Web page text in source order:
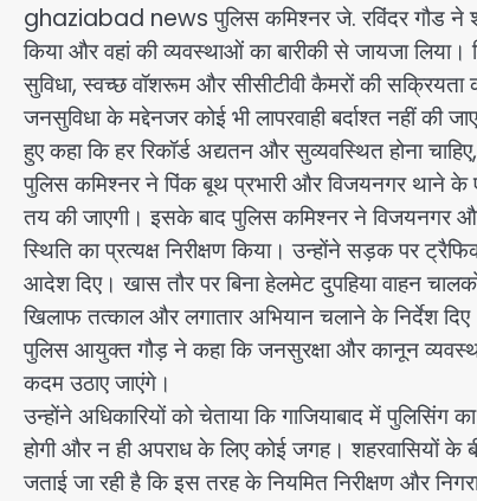
ghaziabad news पुलिस कमिश्नर जे. रविंदर गौड ने
किया और वहां की व्यवस्थाओं का बारीकी से जायजा
सुविधा, स्वच्छ वॉशरूम और सीसीटीवी कैमरों की सक्रियता
जनसुविधा के मद्देनजर कोई भी लापरवाही बर्दाश्त नहीं
हुए कहा कि हर रिकॉर्ड अद्यतन और सुव्यवस्थित होना
पुलिस कमिश्नर ने पिंक बूथ प्रभारी और विजयनगर थाने के
तय की जाएगी। इसके बाद पुलिस कमिश्नर ने विजयनगर
स्थिति का प्रत्यक्ष निरीक्षण किया। उन्होंने सड़क पर
आदेश दिए। खास तौर पर बिना हेलमेट दुपहिया वाहन
खिलाफ तत्काल और लगातार अभियान चलाने के निर्देश
पुलिस आयुक्त गौड़ ने कहा कि जनसुरक्षा और कानून
कदम उठाए जाएंगे।
उन्होंने अधिकारियों को चेताया कि गाजियाबाद में
होगी और न ही अपराध के लिए कोई जगह। शहरवासियों
जताई जा रही है कि इस तरह के नियमित निरीक्षण और